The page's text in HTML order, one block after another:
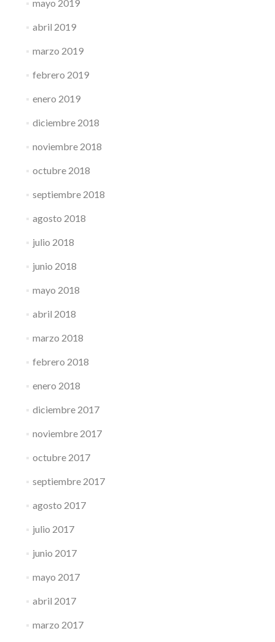
mayo 2019
abril 2019
marzo 2019
febrero 2019
enero 2019
diciembre 2018
noviembre 2018
octubre 2018
septiembre 2018
agosto 2018
julio 2018
junio 2018
mayo 2018
abril 2018
marzo 2018
febrero 2018
enero 2018
diciembre 2017
noviembre 2017
octubre 2017
septiembre 2017
agosto 2017
julio 2017
junio 2017
mayo 2017
abril 2017
marzo 2017